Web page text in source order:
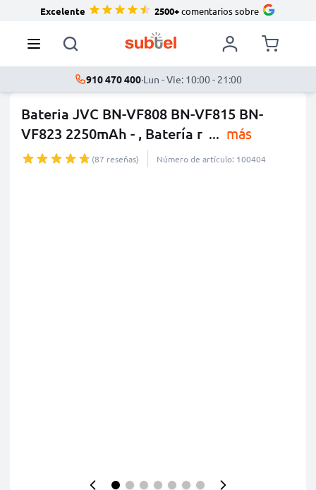
Excelente 2500+comentarios sobre
910 470 400·Lun - Vie: 10:00 - 21:00
Bateria JVC BN-VF808 BN-VF815 BN-
VF823 2250mAh - , Batería r ... más
(87 reseñas) Número de artículo: 100404